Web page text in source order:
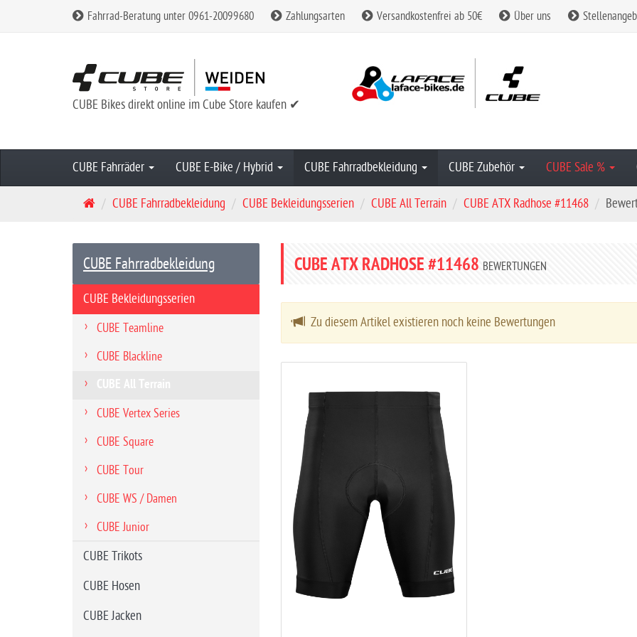
Fahrrad-Beratung unter 0961-20099680 Zahlungsarten Versandkostenfrei ab 50€ Über uns
CUBE Bikes direkt online im Cube Store kaufen ✔
CUBE Fahrräder CUBE E-Bike / Hybrid CUBE Fahrradbekleidung CUBE Zubehör CUBE Sale %
S
a
r
s
e
i
t
CUBE Fahrradbekleidung CUBE Bekleidungsserien CUBE All Terrain CUBE ATX Radhose #11468
CUBE ATX RADHOSE #11468 BEWERTUNGEN
Zu diesem Artikel existieren noch keine Bewertungen
CUBE Fahrradbekleidung
CUBE Bekleidungsserien
CUBE Teamline
CUBE Blackline
CUBE Vertex Series
CUBE Square
CUBE Tour
CUBE WS / Damen
CUBE Junior
CUBE Trikots
CUBE Hosen
CUBE Jacken